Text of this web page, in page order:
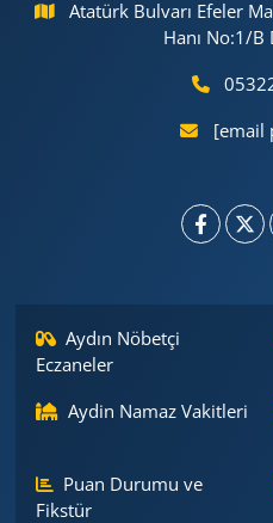
Atatürk Bulvarı Efeler
Hanı No:1/B
[email
Aydın Nöbetçi
Eczaneler
Aydin Namaz Vakitleri
Puan Durumu ve
Fikstür